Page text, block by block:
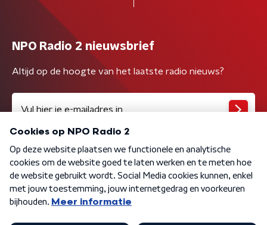
NPO Radio 2 nieuwsbrief
Altijd op de hoogte van het laatste radio nieuws?
Algemene voorwaarden